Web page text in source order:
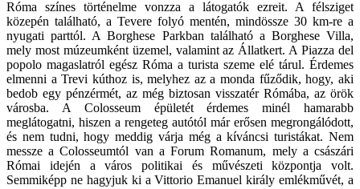
Róma színes történelme vonzza a látogatók ezreit. A félsziget
közepén található, a Tevere folyó mentén, mindössze 30 km-re a
nyugati parttól. A Borghese Parkban található a Borghese Villa,
mely most múzeumként üzemel, valamint az Állatkert. A Piazza del
popolo magaslatról egész Róma a turista szeme elé tárul. Érdemes
elmenni a Trevi kúthoz is, melyhez az a monda fűződik, hogy, aki
bedob egy pénzérmét, az még biztosan visszatér Rómába, az örök
városba. A Colosseum épületét érdemes minél hamarabb
meglátogatni, hiszen a rengeteg autótól már erősen megrongálódott,
és nem tudni, hogy meddig várja még a kíváncsi turistákat. Nem
messze a Colosseumtól van a Forum Romanum, mely a császári
Római idején a város politikai és művészeti központja volt.
Semmiképp ne hagyjuk ki a Vittorio Emanuel király emlékművét, a